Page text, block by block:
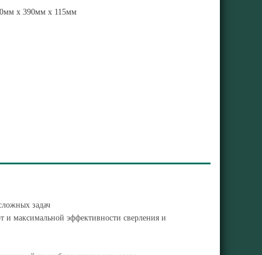
x 390мм x 115мм
задач
и максимальной эффективности сверления и